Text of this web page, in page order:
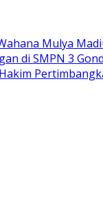
Mulya
di SMPN 3